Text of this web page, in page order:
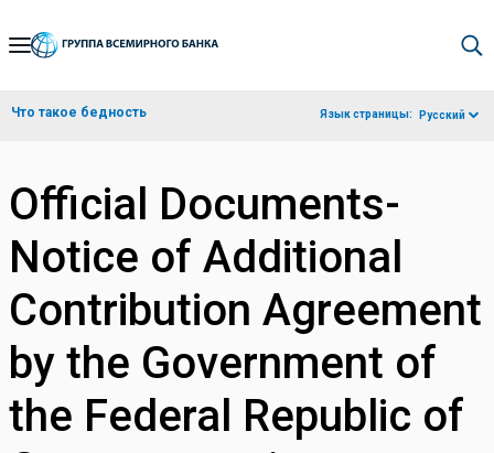
Skip
Navigation
Что такое бедность Язык страницы: Русский
Official Documents-
Notice of Additional
Contribution Agreement
by the Government of
the Federal Republic of